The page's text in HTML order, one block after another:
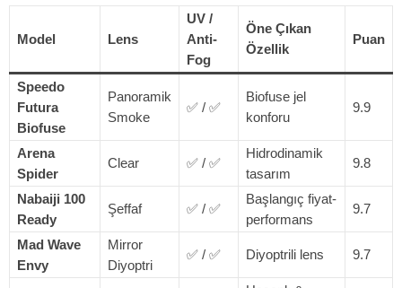
Model Lens
UV /
Anti-
Fog
Öne Çıkan
Özellik
Puan
Speedo
Futura
Biofuse
Panoramik
Smoke
✅ / ✅
Biofuse jel
konforu
9.9
Arena
Spider
Clear ✅ / ✅
Hidrodinamik
tasarım
9.8
Nabaiji 100
Ready
Şeffaf ✅ / ✅
Başlangıç fiyat-
performans
9.7
Mad Wave
Envy
Mirror
Diyoptri
✅ / ✅ Diyoptrili lens 9.7